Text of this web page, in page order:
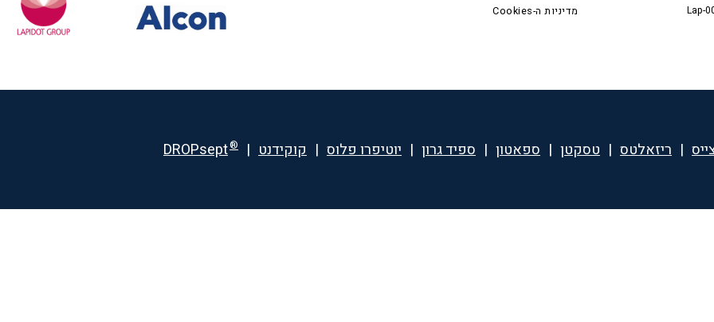
Lap- מדיניות ה-Cookies
| ריזאלטס | טסקטן | ספאטון | ספיד גרון | יוטיפרו פלוס | קוקידנט |
DROPsept®